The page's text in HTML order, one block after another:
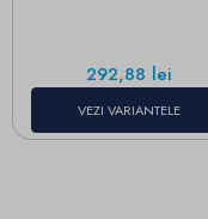
Pret
292,88 lei
VEZI VARIANTELE